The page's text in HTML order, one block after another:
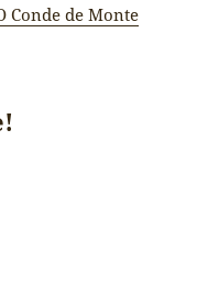
Conde de Monte